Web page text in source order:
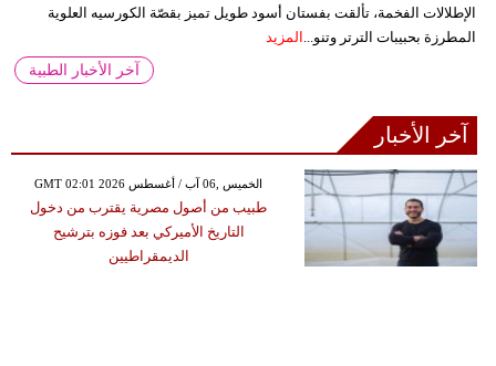
الإطلالات الفخمة، تألقت بفستان أسود طويل تميز بقصّة الكورسيه العلوية
المطرزة بحبيبات الترتر وتنو... المزيد
آخر الأخبار الطبية
آخر الأخبار
GMT 02:01 2026 الخميس ,06 آب / أغسطس
طبيب من أصول مصرية يقترب من دخول
التاريخ الأميركي بعد فوزه بترشيح
الديمقراطيين